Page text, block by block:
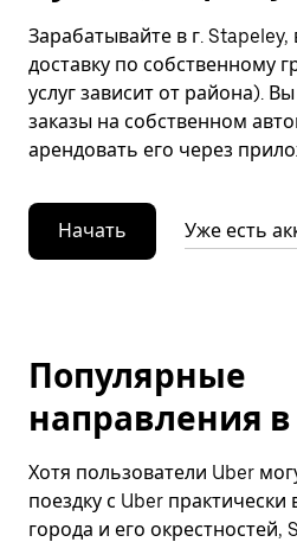
Зарабатывайте в г.
доставку по собственному
услуг зависит от района).
заказы на собственном
арендовать его через
Начать Уже есть
Популярные
направления в
Хотя пользователи Uber
поездку с Uber
города и его окрестностей,